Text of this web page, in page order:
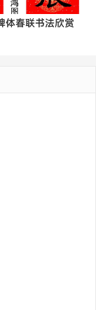
体春联书法欣赏